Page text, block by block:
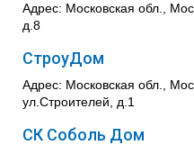
Адрес: Московская обл.,
д.8
СтроyДом
Адрес: Московская обл.,
ул.Строителей, д.1
СК Соболь Дом